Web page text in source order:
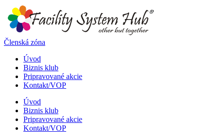
Členská zóna
Úvod
Biznis klub
Pripravované akcie
Kontakt/VOP
Úvod
Biznis klub
Pripravované akcie
Kontakt/VOP